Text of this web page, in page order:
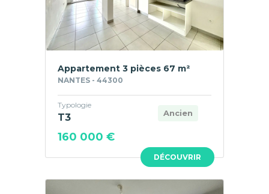
DÉCOUVRIR
Appartement 3 pièces 67 m²
NANTES - 44300
Ancien
Typologie
T3
160 000 €